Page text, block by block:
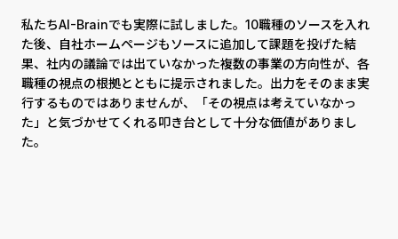
私たちAI-Brainでも実際に試しました。10職種のソースを入れ
た後、自社ホームページもソースに追加して課題を投げた結
果、社内の議論では出ていなかった複数の事業の方向性が、各
職種の視点の根拠とともに提示されました。出力をそのまま実
行するものではありませんが、「その視点は考えていなかっ
た」と気づかせてくれる叩き台として十分な価値がありまし
た。